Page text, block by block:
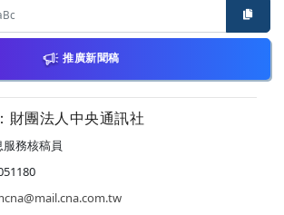
推廣新聞稿
財團法人中央通訊社
務核稿員